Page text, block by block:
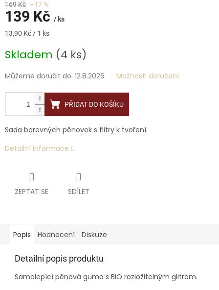
169 Kč –17 %
139 Kč / ks
Měrná
13,90 Kč / 1 ks
Skladem (4 ks)
Můžeme doručit do: 12.8.2026 Možnosti doručení
PŘIDAT DO KOŠÍKU
Sada barevných pěnovek s flitry k tvoření.
Detailní informace
ZEPTAT SE SDÍLET
Popis Hodnocení Diskuze
Detailní popis produktu
Samolepící pěnová guma s BIO rozložitelným glitrem.